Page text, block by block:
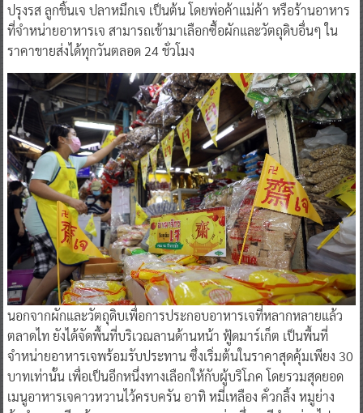
ปรุงรส ลูกชิ้นเจ ปลาหมึกเจ เป็นต้น โดยพ่อค้าแม่ค้า หรือร้านอาหาร
ที่จำหน่ายอาหารเจ สามารถเข้ามาเลือกซื้อผักและวัตถุดิบอื่นๆ ใน
ราคาขายส่งได้ทุกวันตลอด 24 ชั่วโมง
นอกจากผักและวัตถุดิบเพื่อการประกอบอาหารเจที่หลากหลายแล้ว
ตลาดไท ยังได้จัดพื้นที่บริเวณลานด้านหน้า ฟู้ดมาร์เก็ต เป็นพื้นที่
จำหน่ายอาหารเจพร้อมรับประทาน ซึ่งเริ่มต้นในราคาสุดคุ้มเพียง 30
บาทเท่านั้น เพื่อเป็นอีกหนึ่งทางเลือกให้กับผู้บริโภค โดยรวมสุดยอด
เมนูอาหารเจคาวหวานไว้ครบครัน อาทิ หมี่เหลือง คั่วกลิ้ง หมูย่าง